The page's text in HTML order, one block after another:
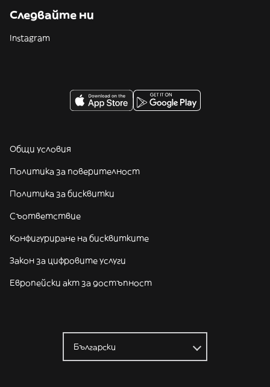
Следвайте ни
Instagram
Общи условия
Политика за поверителност
Политика за бисквитки
Съответствие
Конфигуриране на бисквитките
Закон за цифровите услуги
Европейски акт за достъпност